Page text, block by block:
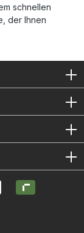
schnellen
der Ihnen